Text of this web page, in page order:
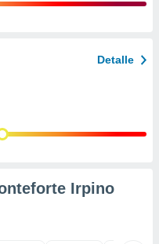
Detalle
Irpino